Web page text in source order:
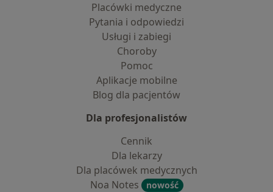
Placówki medyczne
Pytania i odpowiedzi
Usługi i zabiegi
Choroby
Pomoc
Aplikacje mobilne
Blog dla pacjentów
Dla profesjonalistów
Cennik
Dla lekarzy
Dla placówek medycznych
Noa Notes
nowość